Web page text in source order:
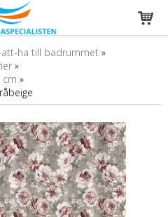
att-ha till badrummet »
»
cm »